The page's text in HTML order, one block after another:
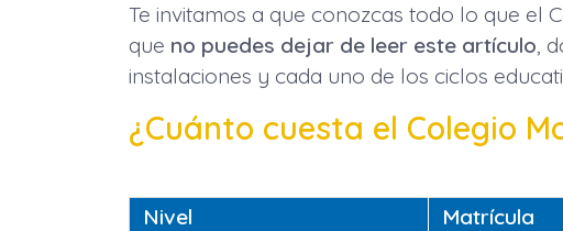
Te invitamos a que conozcas todo lo que el
que no puedes dejar de leer este artículo,
instalaciones y cada uno de los ciclos
¿Cuánto cuesta el Colegio
Nivel Matrícula